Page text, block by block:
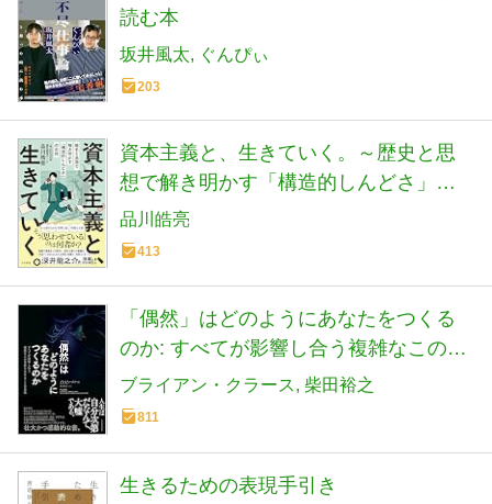
読む本
坂井風太 ぐんぴぃ
203
資本主義と、生きていく。～歴史と思
想で解き明かす「構造的しんどさ」の
正体
品川皓亮
413
「偶然」はどのようにあなたをつくる
のか: すべてが影響し合う複雑なこの世
界を生きることの意味
ブライアン・クラース 柴田裕之
811
生きるための表現手引き